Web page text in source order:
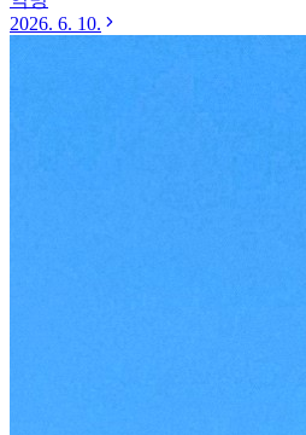
2026. 6. 10.